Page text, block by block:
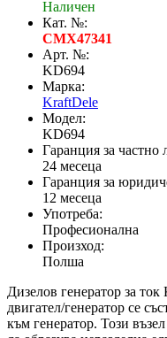
Наличен
Кат. №:
CMX47341
Арт. №:
KD694
Марка:
KraftDele
Модел:
KD694
Гаранция за частно
24 месеца
Гаранция за
12 месеца
Употреба:
Професионална
Произход:
Полша
Дизелов генератор за
двигател/генератор се
към генератор. Този